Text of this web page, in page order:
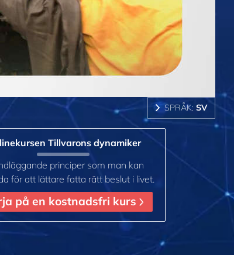
SPRÅK: SV
Tillvarons dynamiker
principer som man kan
för att lättare fatta rätt beslut i livet.
på en kostnadsfri kurs